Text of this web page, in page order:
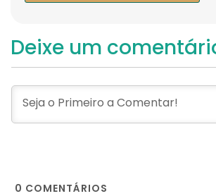
Deixe um
0 COMENTÁRIOS